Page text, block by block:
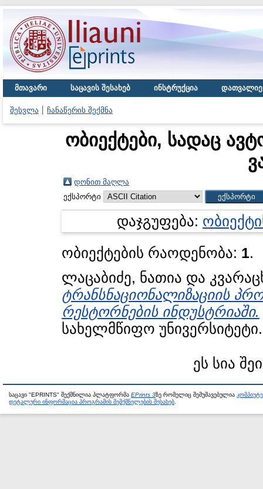
მთავარი საცავის შესახებ ინსტრუქცია
შესვლა ჩანაწერის შექმნა
ობიექტები, სადაც
დონით მაღლა
ექსპორტი
დაჯგუფება:
ობიექტების რაოდენობა: 1.
ლაცაბიძე, ნათია და
ტრანსნაციონალიზაციის
რესტორნების ინდუსტრიაში.
სახელმწიფო უნივერსიტეტი.
ეს სია
საცავი "EPRINTS" შექმნილია პლატფორმა EPrints 3ზე რომელიც შემუშავებულია
დეტალური ინფორმაცია პროგრამის შემქმნელების შესახებ